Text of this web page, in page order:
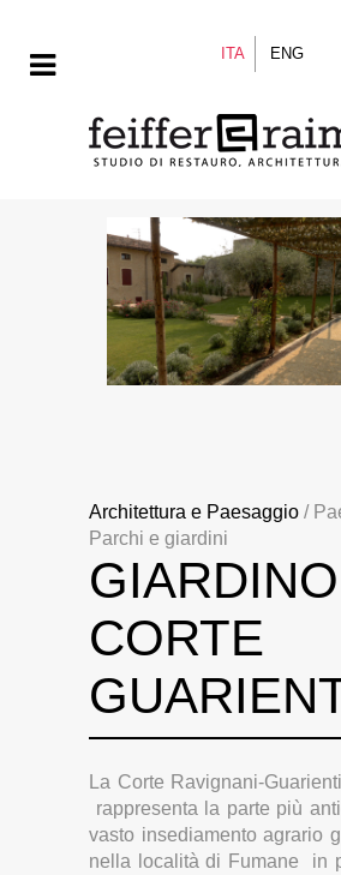
ITA ENG
Architettura e Paesaggio /
Parchi e giardini
GIARDINO
CORTE
La Corte Ravignani-Guarienti
rappresenta la parte più
vasto insediamento agrario
nella località di Fumane in